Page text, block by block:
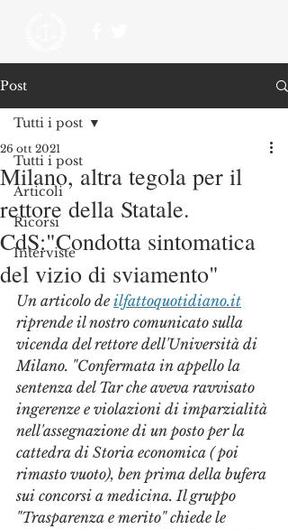
Post
Tutti i post
Articoli
Ricorsi
Interviste
Tutti i post
Milano, altra tegola per il
rettore della Statale.
CdS:"Condotta sintomatica
del vizio di sviamento"
26 ott 2021
Un articolo de ilfattoquotidiano.it
riprende il nostro comunicato sulla
vicenda del rettore dell'Università di
Milano. "Confermata in appello la
sentenza del Tar che aveva ravvisato
ingerenze e violazioni di imparzialità
nell'assegnazione di un posto per la
cattedra di Storia economica ( poi
rimasto vuoto), ben prima della bufera
sui concorsi a medicina. Il gruppo
"Trasparenza e merito" chiede le